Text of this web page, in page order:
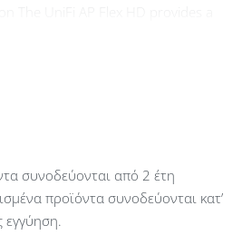
a UniFi PoE switch.
Controller Control all your devices with
Pro.
mm
10/100/1000 Ethernet Port
συνοδεύονται από 2 έτη
προϊόντα συνοδεύονται κατ’
εγγύηση.